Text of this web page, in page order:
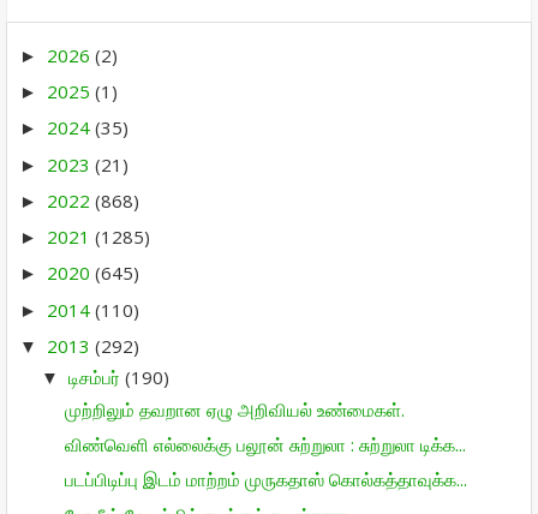
► 2026 (2)
► 2025 (1)
► 2024 (35)
► 2023 (21)
► 2022 (868)
► 2021 (1285)
► 2020 (645)
► 2014 (110)
▼ 2013 (292)
▼ டிசம்பர் (190)
முற்றிலும் தவறான ஏழு அறிவியல் உண்மைகள்.
விண்வெளி எல்லைக்கு பலூன் சுற்றுலா : சுற்றுலா டிக்க...
படப்பிடிப்பு இடம் மாற்றம் முருகதாஸ் கொல்கத்தாவுக்க...